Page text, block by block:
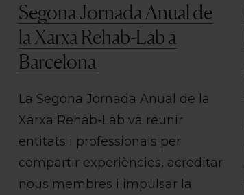
Segona Jornada Anual de
la Xarxa Rehab-Lab a
Barcelona
La Segona Jornada Anual de la
Xarxa Rehab-Lab va reunir
entitats i professionals per
compartir experiències, acreditar
nous membres i impulsar la